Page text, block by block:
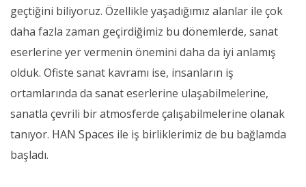
geçtiğini biliyoruz. Özellikle yaşadığımız alanlar ile çok
daha fazla zaman geçirdiğimiz bu dönemlerde, sanat
eserlerine yer vermenin önemini daha da iyi anlamış
olduk. Ofiste sanat kavramı ise, insanların iş
ortamlarında da sanat eserlerine ulaşabilmelerine,
sanatla çevrili bir atmosferde çalışabilmelerine olanak
tanıyor. HAN Spaces ile iş birliklerimiz de bu bağlamda
başladı.